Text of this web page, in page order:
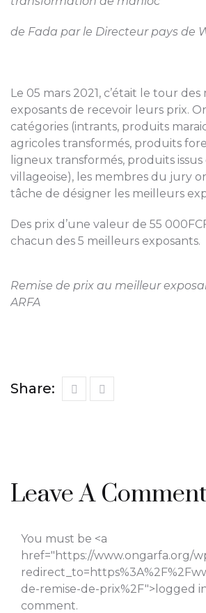
de Fada par le Directeur pays de
Le 05 mars 2021, c’était le tour
exposants de recevoir leurs prix.
catégories (intrants, produits
agricoles transformés, produits
ligneux transformés, produits
villageoise), les membres du jury
tâche de désigner les meilleurs
Des prix d’une valeur de 55
chacun des 5 meilleurs exposants.
Remise de prix au meilleur
ARFA
Share:
Leave A Comment
You must be <a
href="https://www.ongarfa.org/
de-remise-de-prix%2F">logged
comment.